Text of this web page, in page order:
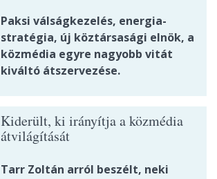
Paksi válságkezelés, energia-
stratégia, új köztársasági elnök, a
közmédia egyre nagyobb vitát
kiváltó átszervezése.
Kiderült, ki irányítja a közmédia
átvilágítását
Tarr Zoltán arról beszélt, neki